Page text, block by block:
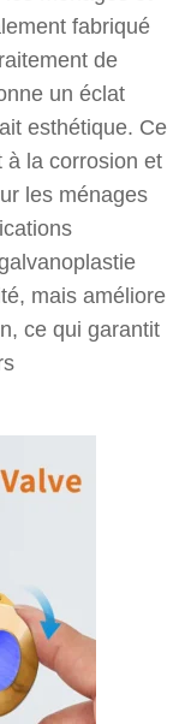
fabriqué
de
un éclat
esthétique. Ce
à la corrosion et
les ménages
mais améliore
ce qui garantit